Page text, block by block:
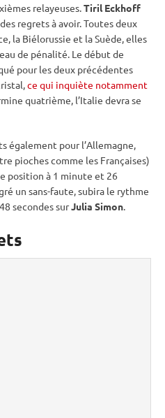
relayeuses.Tiril Eckhoff
regrets à avoir. Toutes deux
la Biélorussie et la Suède, elles
de pénalité. Le début de
pour les deux précédentes
,ce qui inquiète notamment
quatrième, l’Italie devra se
également pour l’Allemagne,
pioches comme les Françaises)
position à 1 minute et 26
un sans-faute, subira le rythme
secondes surJulia Simon.